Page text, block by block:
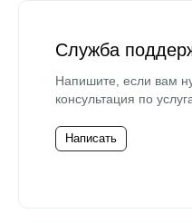
Служба
Напишите, если вам
консультация по
Написать